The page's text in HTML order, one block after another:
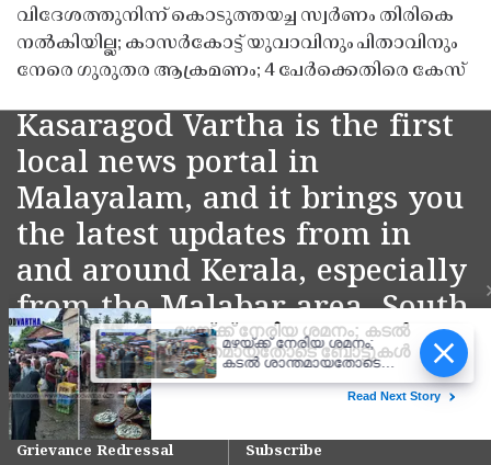
വിദേശത്തുനിന്ന് കൊടുത്തയച്ച സ്വർണം തിരികെ
നൽകിയില്ല; കാസർകോട്ട് യുവാവിനും പിതാവിനും
നേരെ ഗുരുതര ആക്രമണം; 4 പേർക്കെതിരെ കേസ്
Kasaragod Vartha is the first
local news portal in
Malayalam, and it brings you
the latest updates from in
and around Kerala, especially
from the Malabar area, South
Canara.
Home
About Us
Contact Us
Grievance Redressal
Subscribe
മഴയ്ക്ക് നേരിയ ശമനം;
കടൽ ശാന്തമായതോടെ
ബോട്ടുകൾ കടലിലിറങ്ങി,